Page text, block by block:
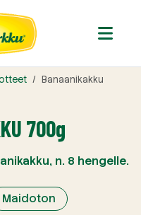
Banaanikakku
700g
n. 8 hengelle.
Maidoton